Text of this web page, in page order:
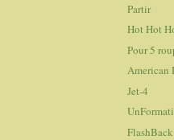
Partir
Hot Hot
Pour 5
American
Jet-4
FlashBack